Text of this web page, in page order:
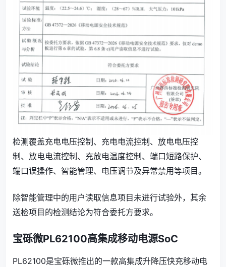
检测覆盖充电电压控制、充电电流控制、放电电压控
制、放电电流控制、充放电温度控制、端口短路保护、
端口误操作、智能管理、电压调节及异常禁用等项目。
除智能管理中的用户读取信息项目未进行试验外，其余
送检项目的检测结论为符合委托方要求。
宝砾微PL62100高集成移动电源SoC
PL62100是宝砾微推出的一款高集成升降压快充移动电